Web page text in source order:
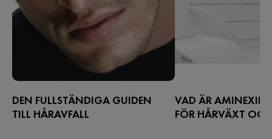
DEN FULLSTÄNDIGA GUIDEN
TILL HÅRAVFALL
VAD ÄR AMINEXIL?
FÖR HÅRVÄXT OCH